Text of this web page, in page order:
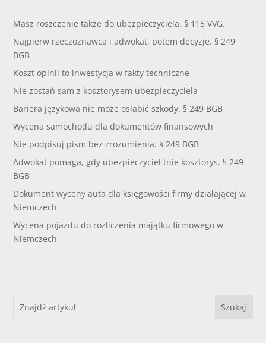
Masz roszczenie także do ubezpieczyciela. § 115 VVG.
Najpierw rzeczoznawca i adwokat, potem decyzje. § 249
BGB
Koszt opinii to inwestycja w fakty techniczne
Nie zostań sam z kosztorysem ubezpieczyciela
Bariera językowa nie może osłabić szkody. § 249 BGB
Wycena samochodu dla dokumentów finansowych
Nie podpisuj pism bez zrozumienia. § 249 BGB
Adwokat pomaga, gdy ubezpieczyciel tnie kosztorys. § 249
BGB
Dokument wyceny auta dla księgowości firmy działającej w
Niemczech
Wycena pojazdu do rozliczenia majątku firmowego w
Niemczech